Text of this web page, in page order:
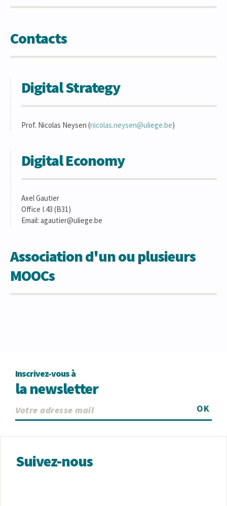
Contacts
Digital Strategy
Prof. Nicolas Neysen (nicolas.neysen@uliege.be)
Digital Economy
Axel Gautier
Office I.43 (B31)
Email: agautier@uliege.be
Association d'un ou plusieurs
MOOCs
Inscrivez-vous à
la newsletter
OK
Suivez-nous